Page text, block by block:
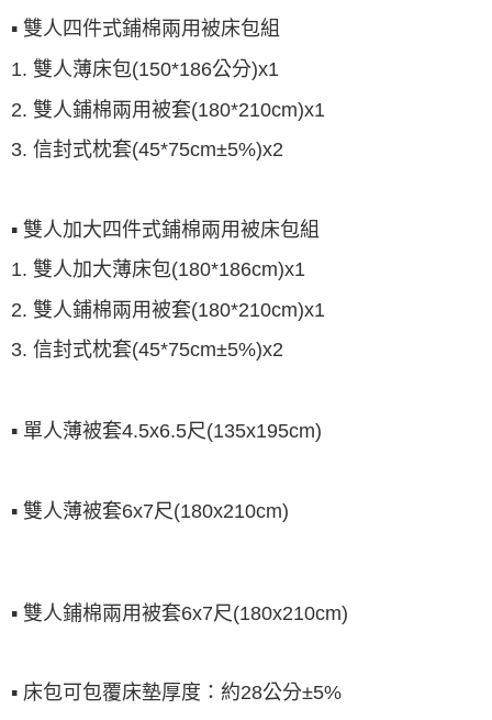
▪ 雙人四件式鋪棉兩用被床包組
1. 雙人薄床包(150*186公分)x1
2. 雙人鋪棉兩用被套(180*210cm)x1
3. 信封式枕套(45*75cm±5%)x2
▪ 雙人加大四件式鋪棉兩用被床包組
1. 雙人加大薄床包(180*186cm)x1
2. 雙人鋪棉兩用被套(180*210cm)x1
3. 信封式枕套(45*75cm±5%)x2
▪ 單人薄被套4.5x6.5尺(135x195cm)
▪ 雙人薄被套6x7尺(180x210cm)
▪ 雙人鋪棉兩用被套6x7尺(180x210cm)
▪ 床包可包覆床墊厚度：約28公分±5%